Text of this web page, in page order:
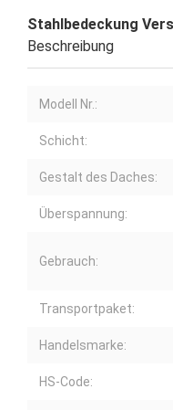
Stahlbedeckung
Beschreibung
Modell Nr.:
Schicht:
Gestalt des Daches:
Überspannung:
Gebrauch:
Transportpaket:
Handelsmarke:
HS-Code: